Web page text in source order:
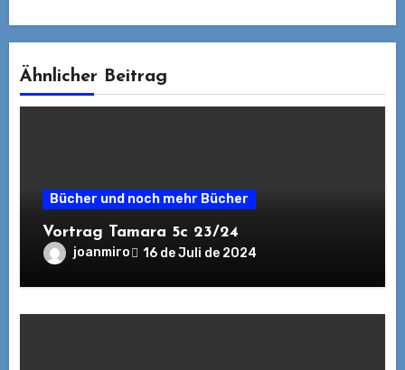
Ähnlicher Beitrag
Bücher und noch mehr Bücher
Vortrag Tamara 5c 23/24
joanmiro 16 de Juli de 2024